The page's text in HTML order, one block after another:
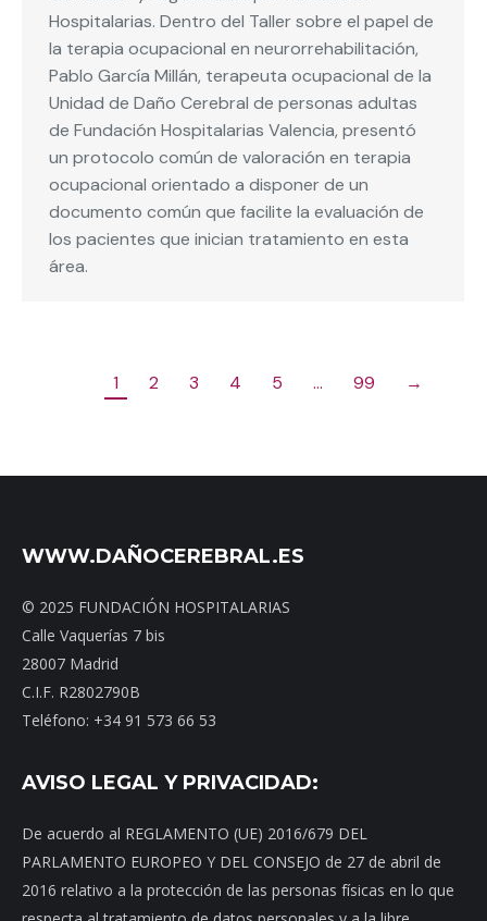
Hospitalarias. Dentro del Taller sobre el papel de
la terapia ocupacional en neurorrehabilitación,
Pablo García Millán, terapeuta ocupacional de la
Unidad de Daño Cerebral de personas adultas
de Fundación Hospitalarias Valencia, presentó
un protocolo común de valoración en terapia
ocupacional orientado a disponer de un
documento común que facilite la evaluación de
los pacientes que inician tratamiento en esta
área.
1 2 3 4 5 … 99 →
WWW.DAÑOCEREBRAL.ES
© 2025 FUNDACIÓN HOSPITALARIAS
Calle Vaquerías 7 bis
28007 Madrid
C.I.F. R2802790B
Teléfono: +34 91 573 66 53
AVISO LEGAL Y PRIVACIDAD:
De acuerdo al REGLAMENTO (UE) 2016/679 DEL
PARLAMENTO EUROPEO Y DEL CONSEJO de 27 de abril de
2016 relativo a la protección de las personas físicas en lo que